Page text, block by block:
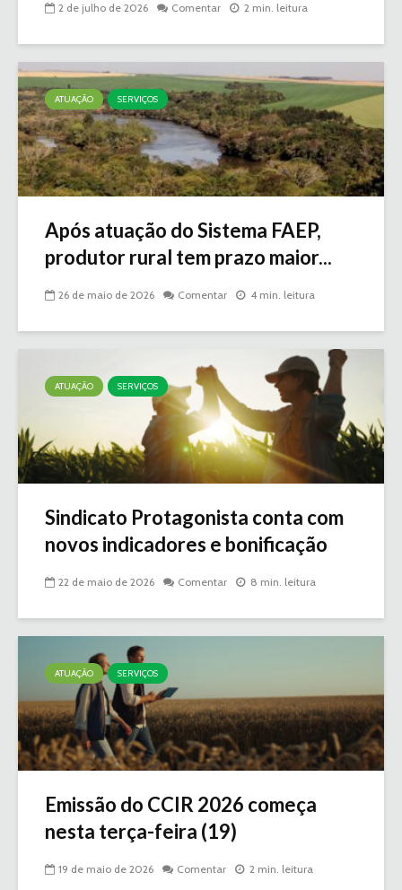
2 de julho de 2026 Comentar 2 min. leitura
ATUAÇÃO SERVIÇOS
Após atuação do Sistema FAEP,
produtor rural tem prazo maior...
26 de maio de 2026 Comentar 4 min. leitura
ATUAÇÃO SERVIÇOS
Sindicato Protagonista conta com
novos indicadores e bonificação
22 de maio de 2026 Comentar 8 min. leitura
ATUAÇÃO SERVIÇOS
Emissão do CCIR 2026 começa
nesta terça-feira (19)
19 de maio de 2026 Comentar 2 min. leitura